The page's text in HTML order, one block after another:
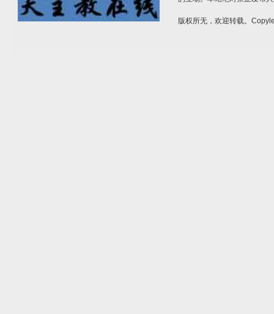
版权所无，欢迎转载。